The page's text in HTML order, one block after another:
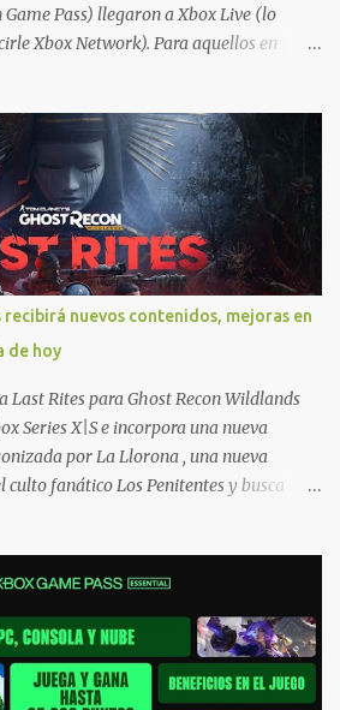
Pass) llegaron a Xbox Live (lo
Xbox Network). Para aquellos en
compartido en Windows PC y
de juegos compatibles por acá . ¿Aún
las compras? Tenemos un tutorial extenso
todas las dudas generales de cómo
Podes consultar un listado más completo
El post puede tener
o cambios ante cualquier error. Ofertas
Ofertas - Colombia Ofertas - México
Ofertas - España Todas las ofertas de
a Xbox Series, a excepción de los jue...
recibirá nuevos contenidos, mejoras en
de hoy
Rites para Ghost Recon Wildlands
Series X|S e incorpora una nueva
por La Llorona , una nueva
fanático Los Penitentes y busca
más recordados por la comunidad,
centradas en ampliar la libertad de
más importantes de Last Rites es la
de personalización incorporadas. Ahora
de la interfaz, incluyendo las